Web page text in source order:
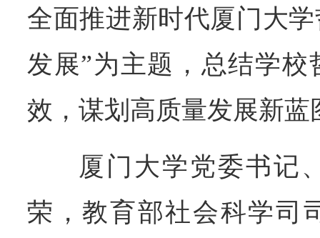
全面推进新时代厦门大
发展”为主题，总结学
效，谋划高质量发展新蓝
厦门大学党委书记
荣，教育部社会科学司